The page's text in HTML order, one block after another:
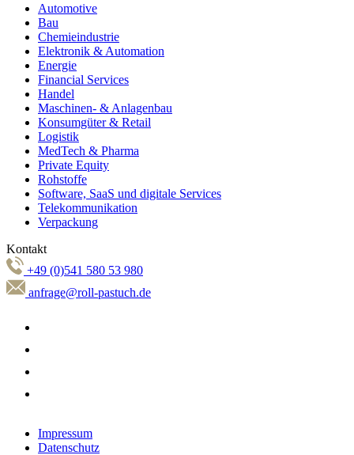
Automotive
Bau
Chemieindustrie
Elektronik & Automation
Energie
Financial Services
Handel
Maschinen- & Anlagenbau
Konsumgüter & Retail
Logistik
MedTech & Pharma
Private Equity
Rohstoffe
Software, SaaS und digitale Services
Telekommunikation
Verpackung
Kontakt
+49 (0)541 580 53 980
anfrage@roll-pastuch.de
Impressum
Datenschutz